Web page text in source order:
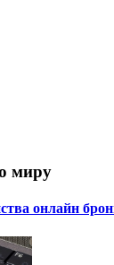
миру
онлайн